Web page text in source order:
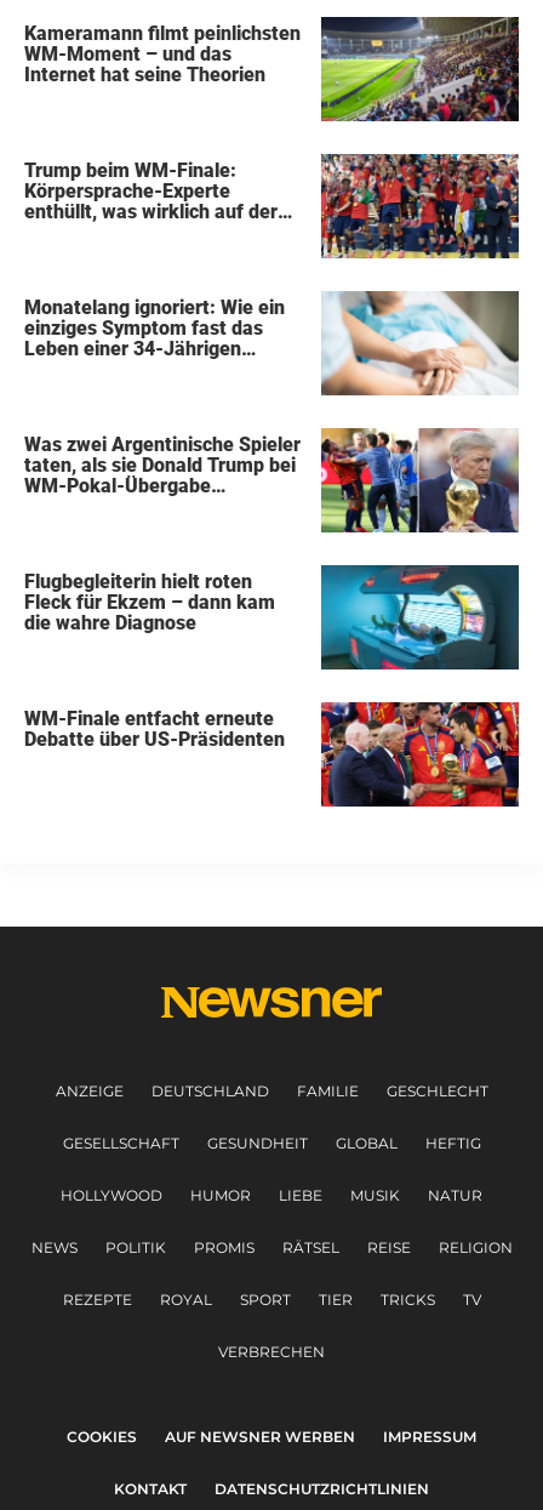
Kameramann filmt peinlichsten
WM-Moment – und das
Internet hat seine Theorien
Trump beim WM-Finale:
Körpersprache-Experte
enthüllt, was wirklich auf der
Monatelang ignoriert: Wie ein
einziges Symptom fast das
Leben einer 34-Jährigen
Was zwei Argentinische Spieler
taten, als sie Donald Trump bei
WM-Pokal-Übergabe
Flugbegleiterin hielt roten
Fleck für Ekzem – dann kam
die wahre Diagnose
WM-Finale entfacht erneute
Debatte über US-Präsidenten
ANZEIGE DEUTSCHLAND FAMILIE GESCHLECHT
GESELLSCHAFT GESUNDHEIT GLOBAL HEFTIG
HOLLYWOOD HUMOR LIEBE MUSIK NATUR
NEWS POLITIK PROMIS RÄTSEL REISE RELIGION
REZEPTE ROYAL SPORT TIER TRICKS TV
VERBRECHEN
COOKIES AUF NEWSNER WERBEN IMPRESSUM
KONTAKT DATENSCHUTZRICHTLINIEN